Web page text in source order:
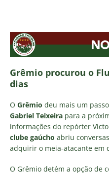
Grêmio procurou o
dias
O Grêmio deu mais um
Gabriel Teixeira para a
informações do repórter
clube gaúcho abriu
adquirir o meia-atacante em
O Grêmio detém a opção de